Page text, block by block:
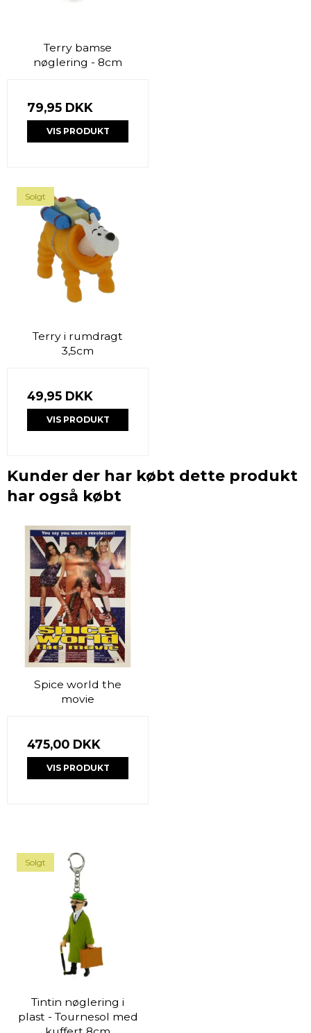
Terry bamse
nøglering - 8cm
79,95 DKK
VIS PRODUKT
Solgt
Terry i rumdragt
3,5cm
49,95 DKK
VIS PRODUKT
Kunder der har købt dette produkt
har også købt
Spice world the
movie
475,00 DKK
VIS PRODUKT
Solgt
Tintin nøglering i
plast - Tournesol med